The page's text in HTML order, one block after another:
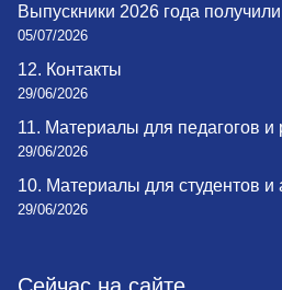
Выпускники 2026 года
05/07/2026
12. Контакты
29/06/2026
11. Материалы для педагогов и
29/06/2026
10. Материалы для студентов и
29/06/2026